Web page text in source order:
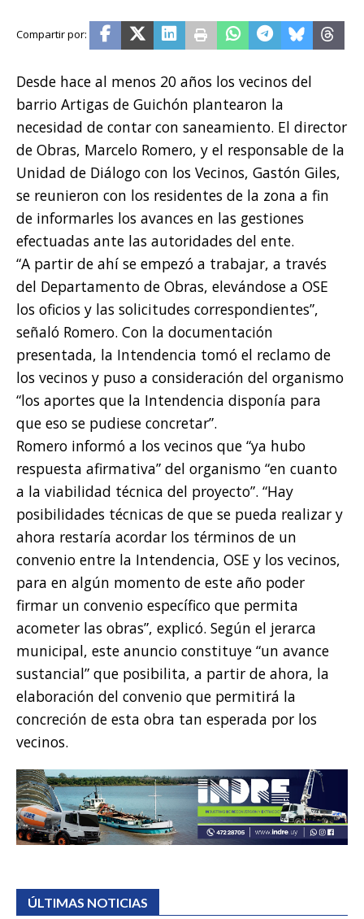
Desde hace al menos 20 años los vecinos del
barrio Artigas de Guichón plantearon la
necesidad de contar con saneamiento. El director
de Obras, Marcelo Romero, y el responsable de la
Unidad de Diálogo con los Vecinos, Gastón Giles,
se reunieron con los residentes de la zona a fin
de informarles los avances en las gestiones
efectuadas ante las autoridades del ente.
“A partir de ahí se empezó a trabajar, a través
del Departamento de Obras, elevándose a OSE
los oficios y las solicitudes correspondientes”,
señaló Romero. Con la documentación
presentada, la Intendencia tomó el reclamo de
los vecinos y puso a consideración del organismo
“los aportes que la Intendencia disponía para
que eso se pudiese concretar”.
Romero informó a los vecinos que “ya hubo
respuesta afirmativa” del organismo “en cuanto
a la viabilidad técnica del proyecto”. “Hay
posibilidades técnicas de que se pueda realizar y
ahora restaría acordar los términos de un
convenio entre la Intendencia, OSE y los vecinos,
para en algún momento de este año poder
firmar un convenio específico que permita
acometer las obras”, explicó. Según el jerarca
municipal, este anuncio constituye “un avance
sustancial” que posibilita, a partir de ahora, la
elaboración del convenio que permitirá la
concreción de esta obra tan esperada por los
vecinos.
ÚLTIMAS NOTICIAS